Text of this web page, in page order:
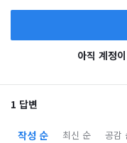
아직 계정
1 답변
작성 순 최신 순 공감